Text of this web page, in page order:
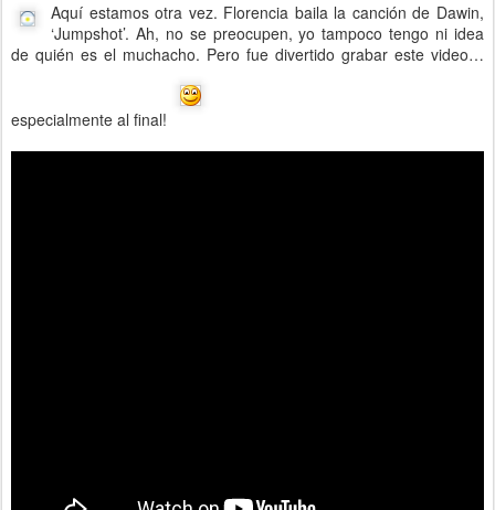
Aquí estamos otra vez. Florencia baila la canción de Dawin,
‘Jumpshot’. Ah, no se preocupen, yo tampoco tengo ni idea
de quién es el muchacho. Pero fue divertido grabar este video…
especialmente al final!